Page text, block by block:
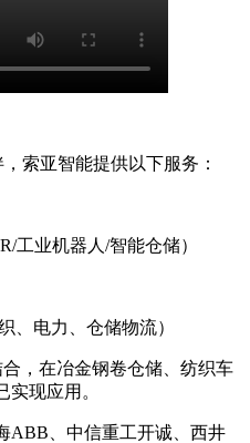
索亚智能提供以下服务：
工业机器人/智能仓储）
、电力、仓储物流）
，在冶金钢卷仓储、纺织车
现应用。
ABB、中信重工开诚、西井